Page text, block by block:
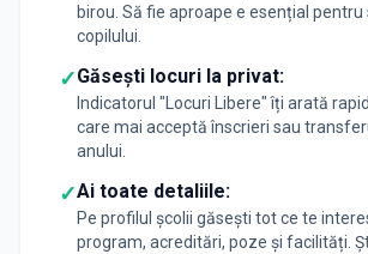
birou. Să fie aproape e esențial
copilului.
✓Găsești locuri la privat:
Indicatorul "Locuri Libere" îți arată
care mai acceptă înscrieri sau
anului.
✓Ai toate detaliile:
Pe profilul școlii găsești tot ce te
program, acreditări, poze și facilități.